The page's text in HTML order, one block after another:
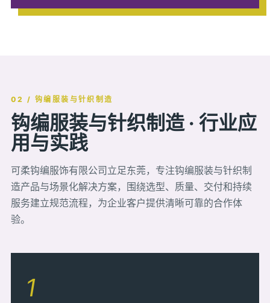
02 / 钩编服装与针织制造
钩编服装与针织制造 · 行业应
用与实践
可柔钩编服饰有限公司立足东莞，专注钩编服装与针织制
造产品与场景化解决方案，围绕选型、质量、交付和持续
服务建立规范流程，为企业客户提供清晰可靠的合作体
验。
1